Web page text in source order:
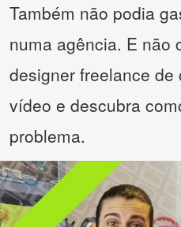
Também não podia
numa agência. E não
designer freelance
vídeo e descubra
problema.